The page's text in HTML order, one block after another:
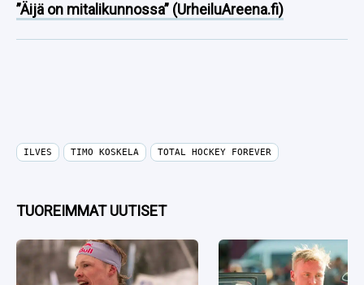
”Äijä on mitalikunnossa” (UrheiluAreena.fi)
ILVES TIMO KOSKELA TOTAL HOCKEY FOREVER
TUOREIMMAT UUTISET